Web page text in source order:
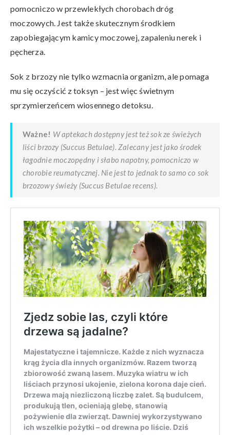
pomocniczo w przewlekłych chorobach dróg
moczowych. Jest także skutecznym środkiem
zapobiegającym kamicy moczowej, zapaleniu nerek i
pęcherza.
Sok z brzozy nie tylko wzmacnia organizm, ale pomaga
mu się oczyścić z toksyn – jest więc świetnym
sprzymierzeńcem wiosennego detoksu.
Ważne! W aptekach dostępny jest też sok ze świeżych
liści brzozy (Succus Betulae). Zalecany jest jako środek
łagodnie moczopędny i słabo napotny, pomocniczo w
chorobie reumatycznej. Nie jest to jednak to samo co sok
brzozowy świeży (Succus Betulae recens).